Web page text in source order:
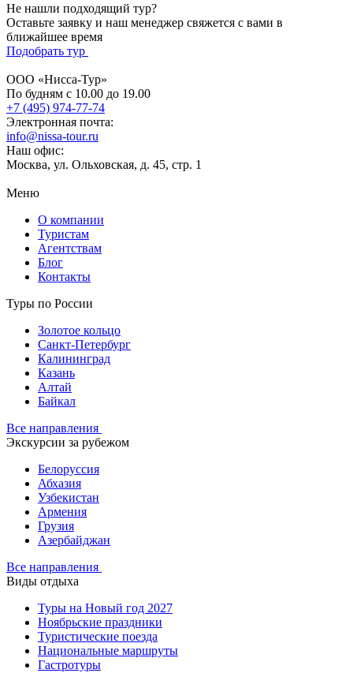
Не нашли подходящий тур?
Оставьте заявку и наш менеджер свяжется с вами в
ближайшее время
Подобрать тур
ООО «Нисса-Тур»
По будням с 10.00 до 19.00
+7 (495) 974-77-74
Электронная почта:
info@nissa-tour.ru
Наш офис:
Москва, ул. Ольховская, д. 45, стр. 1
Меню
О компании
Туристам
Агентствам
Блог
Контакты
Туры по России
Золотое кольцо
Санкт-Петербург
Калининград
Казань
Алтай
Байкал
Все направления
Экскурсии за рубежом
Белоруссия
Абхазия
Узбекистан
Армения
Грузия
Азербайджан
Все направления
Виды отдыха
Туры на Новый год 2027
Ноябрьские праздники
Туристические поезда
Национальные маршруты
Гастротуры